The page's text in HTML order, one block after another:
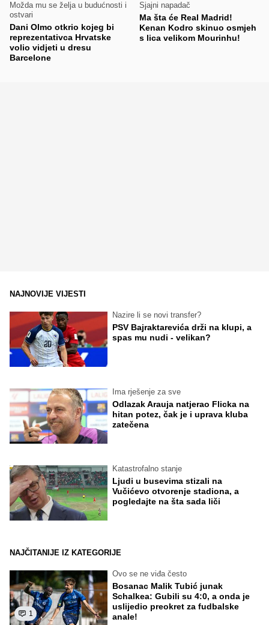
Možda mu se želja u budućnosti i
ostvari
Dani Olmo otkrio kojeg bi
reprezentativca Hrvatske
volio vidjeti u dresu
Barcelone
Sjajni napadač
Ma šta će Real Madrid!
Kenan Kodro skinuo osmjeh
s lica velikom Mourinhu!
NAJNOVIJE VIJESTI
Nazire li se novi transfer?
PSV Bajraktarevića drži na klupi, a
spas mu nudi - velikan?
Ima rješenje za sve
Odlazak Arauja natjerao Flicka na
hitan potez, čak je i uprava kluba
zatečena
Katastrofalno stanje
Ljudi u busevima stizali na
Vučićevo otvorenje stadiona, a
pogledajte na šta sada liči
NAJČITANIJE IZ KATEGORIJE
1
Ovo se ne viđa često
Bosanac Malik Tubić junak
Schalkea: Gubili su 4:0, a onda je
uslijedio preokret za fudbalske
anale!